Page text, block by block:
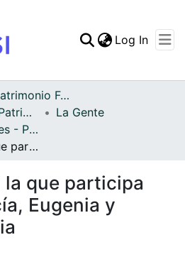
Statistics
Log In
Archivo del Patrimonio Fotográfico y Fílmico del Valle del Cauca
Fondo Archivo del Patrimonio Fotográfico y Fílmico del Valle del Cauca
La Gente
APFFVC - Personajes - Patrimonial
Ceremonia en la que participa Angelica García, Eugenia y Margot Victoria
la que participa
Eugenia y